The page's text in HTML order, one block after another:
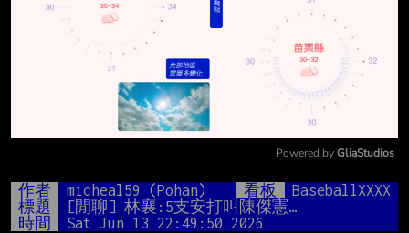
Mute
Powered by GliaStudios
作者 micheal59 (Pohan) 看板
BaseballXXXX
標題
[閒聊] 林襄:5支安打叫陳傑憲…
時間
Sat Jun 13 22:49:50 2026